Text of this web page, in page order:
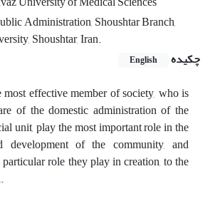
Administration, Shoushtar Branch,
Shoushtar, Iran.
چکیده
English
most effective member of society, who is
of the domestic administration of the
unit, play the most important role in the
development of the community, and
role they play in creation, to the